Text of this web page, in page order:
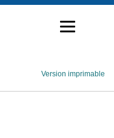
Version imprimable